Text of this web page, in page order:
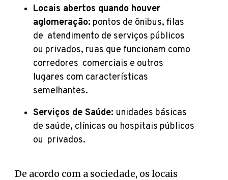
Locais abertos quando houver
aglomeração: pontos de ônibus, filas
de atendimento de serviços públicos
ou privados, ruas que funcionam como
corredores comerciais e outros
lugares com características
semelhantes.
Serviços de Saúde: unidades básicas
de saúde, clínicas ou hospitais públicos
ou privados.
De acordo com a sociedade, os locais